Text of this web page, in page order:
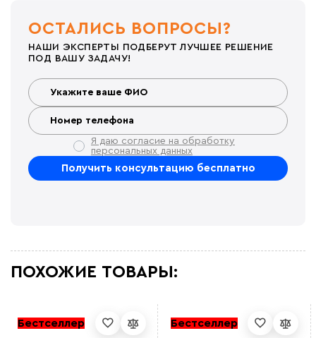
ОСТАЛИСЬ ВОПРОСЫ?
НАШИ ЭКСПЕРТЫ ПОДБЕРУТ ЛУЧШЕЕ РЕШЕНИЕ
ПОД ВАШУ ЗАДАЧУ!
Я даю согласие на обработку
персональных данных
ПОХОЖИЕ ТОВАРЫ:
Бестселлер Бестселлер